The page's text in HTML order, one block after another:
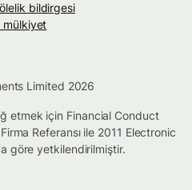
bildirgesi
mülkiyet
Limited 2026
etmek için Financial Conduct
Referansı ile 2011 Electronic
göre yetkilendirilmiştir.